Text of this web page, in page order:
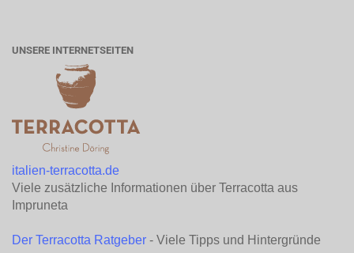
UNSERE INTERNETSEITEN
italien-terracotta.de
Viele zusätzliche Informationen über Terracotta aus
Impruneta
Der Terracotta Ratgeber - Viele Tipps und Hintergründe